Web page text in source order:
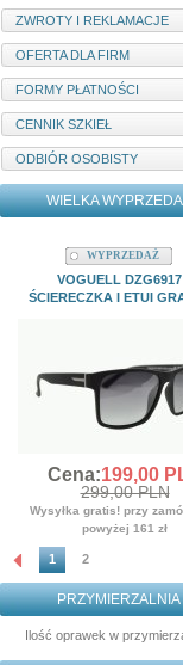
ZWROTY I REKLAMACJE
OFERTA DLA FIRM
FORMY PŁATNOŚCI
CENNIK SZKIEŁ
ODBIÓR OSOBISTY
WIELKA
WYPRZEDAŻ
VOGUELL DZG6917
ŚCIERECZKA I ETUI
Cena:199,00
299,00 PLN
Wysyłka gratis! przy
powyżej 161 zł
1 2
PRZYMIERZALNIA
Ilość oprawek w